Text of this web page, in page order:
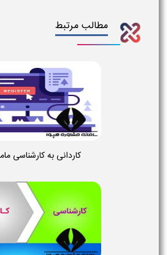
مطالب مرتبط
کاردانی به کارشناسی